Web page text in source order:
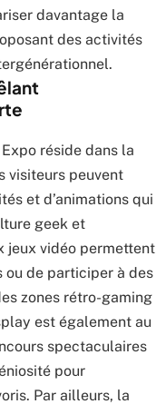
davantage la
des activités
réside dans la
visiteurs peuvent
et d’animations qui
geek et
jeux vidéo permettent
ou de participer à des
zones rétro-gaming
est également au
spectaculaires
pour
Par ailleurs, la